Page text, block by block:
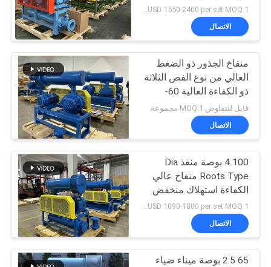
جولة
في
المعمل
مراقبة
الجودة
اتصل
اطلب
اقتباس
الجذور الروتاري منفاخ
لوب
25
جذور منفاخ الهواء
14
الكبس
الاتصال
منفاخ الجذور ذو الضغط
العالي من نوع الفص الثلاثة
ذو الكفاءة العالية 60-
100kpa
قابل للتفاوض MOQ:1 مجموعة
الاتصال
100 4 بوصة منفذ Dia
Roots Type منفاخ عالي
الكفاءة استهلاك منخفض
للطاقة
USD 1090-1800 per set MOQ:1 مجموعة
الاتصال
65 2.5 بوصة ميناء ضياء